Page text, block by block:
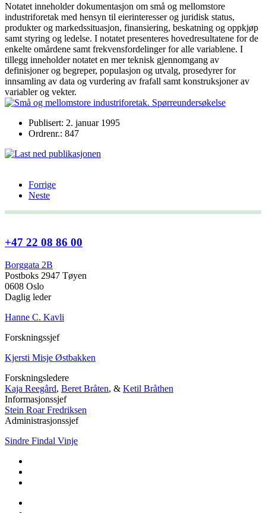
Notatet inneholder dokumentasjon om små og mellomstore
industriforetak med hensyn til eierinteresser og juridisk status,
produkter og markedssituasjon, finansiering, beskatning og oppkjøp
samt styring og ledelse. I notatet presenteres hovedresultatene for de
enkelte omårdene samt frekvensfordelinger for alle variablene. I
tillegg inneholder notatet en mer teknisk gjennomgang av
definisjoner og begreper, populasjon og utvalg, prosedyrer for
innsamling av data og vurdering av frafall samt konstruksjoner av
variabler og vekter.
Publisert: 2. januar 1995
Ordrenr.: 847
Forrige
Neste
+47 22 08 86 00
Borggata 2B
Postboks 2947 Tøyen
0608 Oslo
Daglig leder
Hanne C. Kavli
Forskningssjef
Kjersti Misje Østbakken
Forskningsledere
Kaja Reegård, Beret Bråten, & Ketil Bråthen
Informasjonssjef
Stein Roar Fredriksen
Administrasjonssjef
Sindre Findal Vinje